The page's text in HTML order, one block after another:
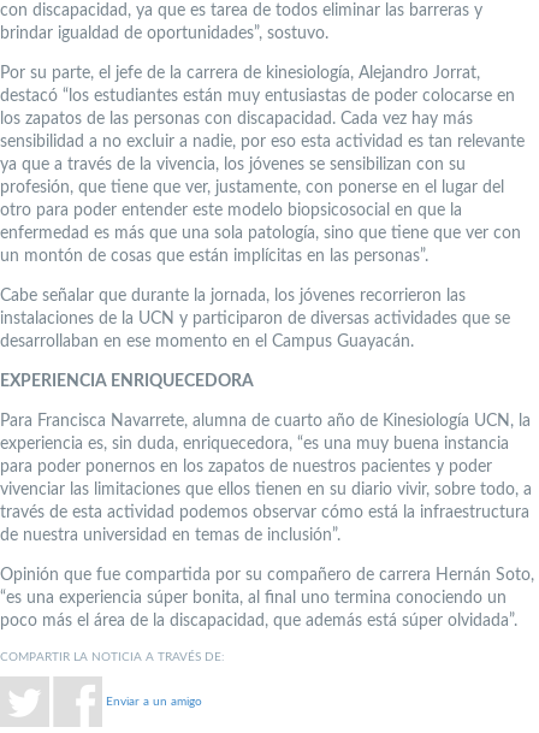
con discapacidad, ya que es tarea de todos eliminar las barreras y
brindar igualdad de oportunidades”, sostuvo.
Por su parte, el jefe de la carrera de kinesiología, Alejandro Jorrat,
destacó “los estudiantes están muy entusiastas de poder colocarse en
los zapatos de las personas con discapacidad. Cada vez hay más
sensibilidad a no excluir a nadie, por eso esta actividad es tan relevante
ya que a través de la vivencia, los jóvenes se sensibilizan con su
profesión, que tiene que ver, justamente, con ponerse en el lugar del
otro para poder entender este modelo biopsicosocial en que la
enfermedad es más que una sola patología, sino que tiene que ver con
un montón de cosas que están implícitas en las personas”.
Cabe señalar que durante la jornada, los jóvenes recorrieron las
instalaciones de la UCN y participaron de diversas actividades que se
desarrollaban en ese momento en el Campus Guayacán.
EXPERIENCIA ENRIQUECEDORA
Para Francisca Navarrete, alumna de cuarto año de Kinesiología UCN, la
experiencia es, sin duda, enriquecedora, “es una muy buena instancia
para poder ponernos en los zapatos de nuestros pacientes y poder
vivenciar las limitaciones que ellos tienen en su diario vivir, sobre todo, a
través de esta actividad podemos observar cómo está la infraestructura
de nuestra universidad en temas de inclusión”.
Opinión que fue compartida por su compañero de carrera Hernán Soto,
“es una experiencia súper bonita, al final uno termina conociendo un
poco más el área de la discapacidad, que además está súper olvidada”.
COMPARTIR LA NOTICIA A TRAVÉS DE:
Enviar a un amigo